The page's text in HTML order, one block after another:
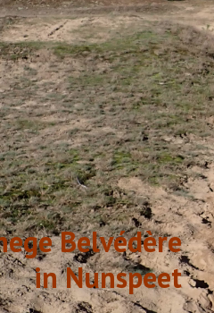
Belvédère
in Nunspeet